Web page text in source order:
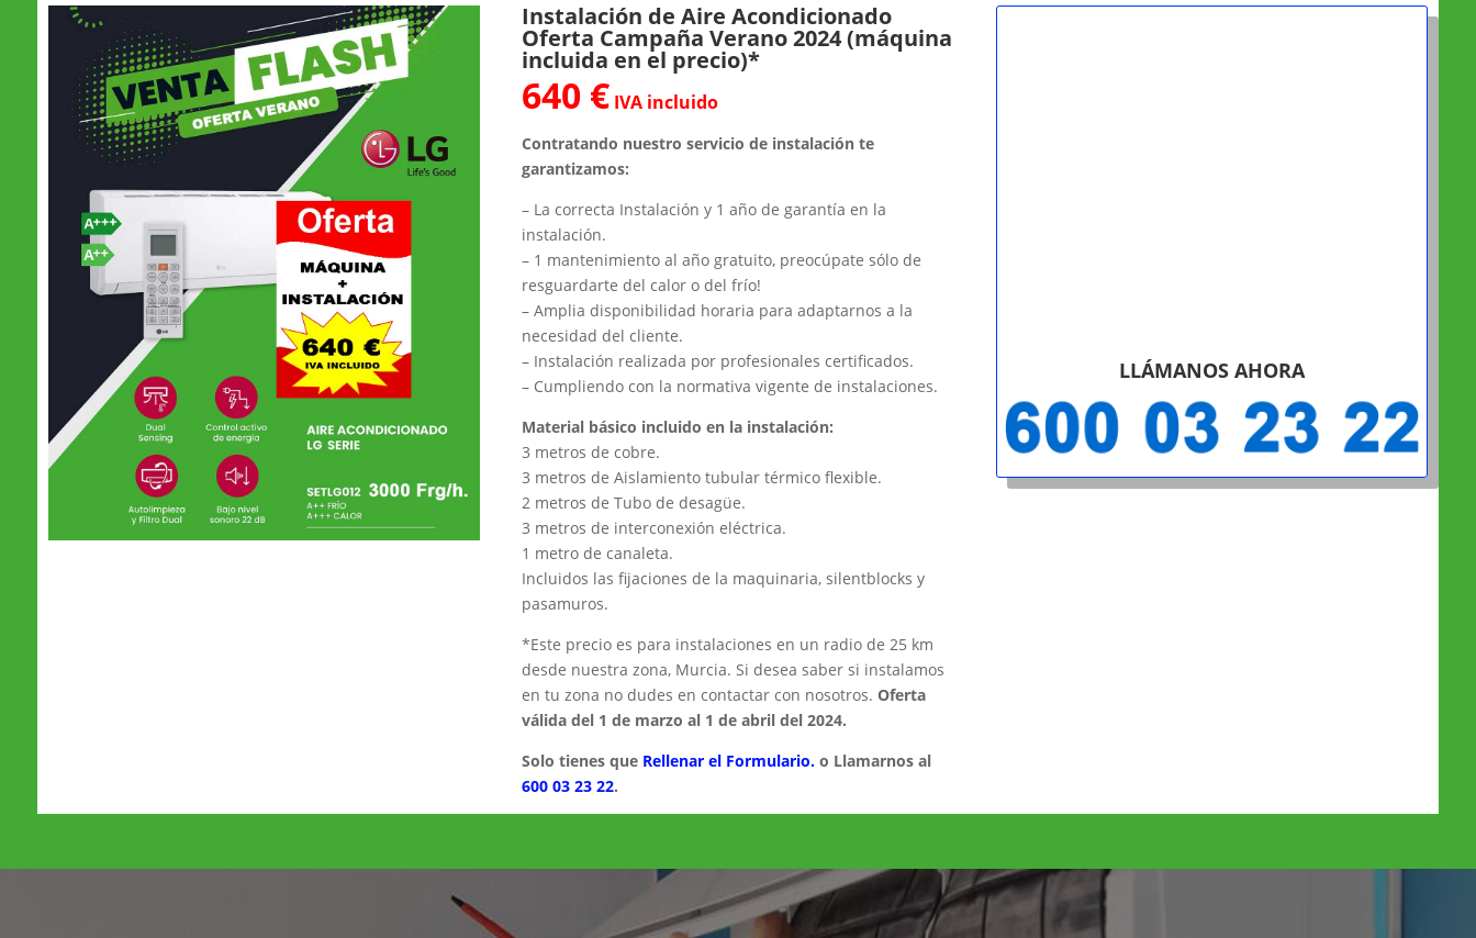
Instalación de Aire Acondicionado
Oferta Campaña Verano 2024 (máquina
incluida en el precio)*
640 € IVA incluido
Contratando nuestro servicio de instalación te
garantizamos:
– La correcta Instalación y 1 año de garantía en la
instalación.
– 1 mantenimiento al año gratuito, preocúpate sólo de
resguardarte del calor o del frío!
– Amplia disponibilidad horaria para adaptarnos a la
necesidad del cliente.
– Instalación realizada por profesionales certificados.
– Cumpliendo con la normativa vigente de instalaciones.
Material básico incluido en la instalación:
3 metros de cobre.
3 metros de Aislamiento tubular térmico flexible.
2 metros de Tubo de desagüe.
3 metros de interconexión eléctrica.
1 metro de canaleta.
Incluidos las fijaciones de la maquinaria, silentblocks y
pasamuros.
*Este precio es para instalaciones en un radio de 25 km
desde nuestra zona, Murcia. Si desea saber si instalamos
en tu zona no dudes en contactar con nosotros.Oferta
válida del 1 de marzo al 1 de abril del 2024.
Solo tienes que Rellenar el Formulario. o Llamarnos al
600 03 23 22.
LLÁMANOS AHORA